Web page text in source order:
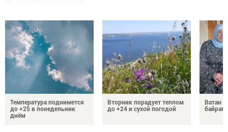
Температура поднимется
до +25 в понедельник
днём
Вторник порадует теплом
до +24 и сухой погодой
Ватан
бәйрәм